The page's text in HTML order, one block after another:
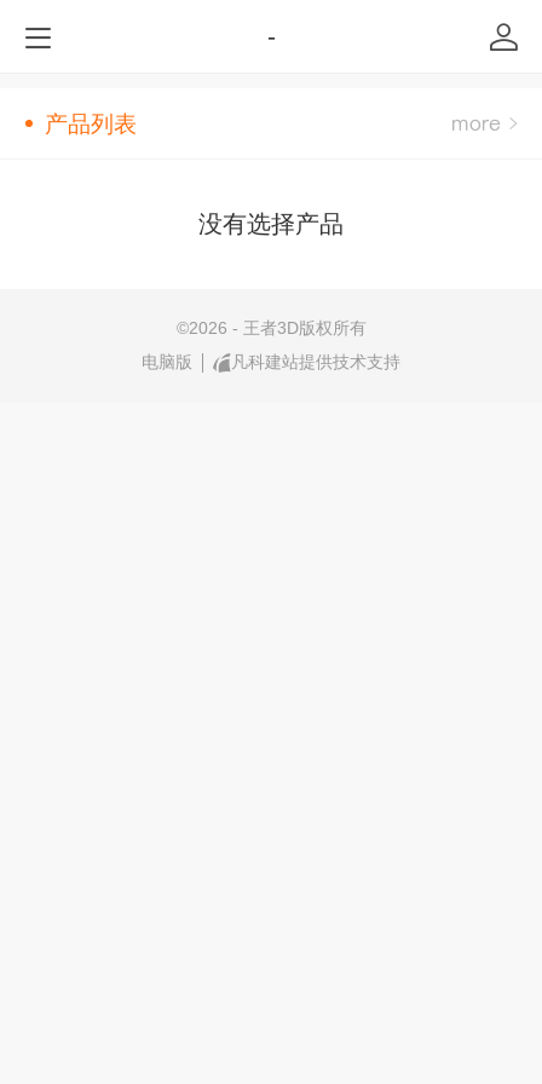
-
产品列表
没有选择产品
©2026 - 王者3D版权所有
电脑版
凡科建站提供技术支持